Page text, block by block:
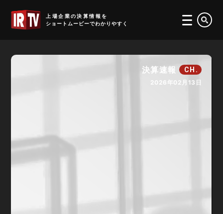
上場企業の決算情報を
ショートムービーでわかりやすく
決算速報 CH.
2026年02月13日